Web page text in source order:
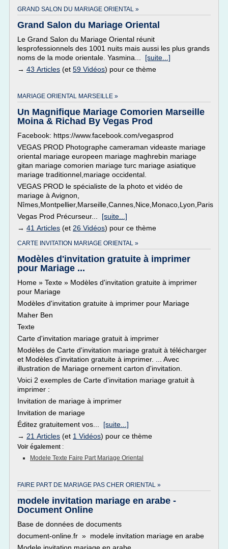
GRAND SALON DU MARIAGE ORIENTAL »
Grand Salon du Mariage Oriental
Le Grand Salon du Mariage Oriental réunit
lesprofessionnels des 1001 nuits mais aussi les plus grands
noms de la mode orientale. Yasmina... [suite...]
→ 43 Articles (et 59 Vidéos) pour ce thème
MARIAGE ORIENTAL MARSEILLE »
Un Magnifique Mariage Comorien Marseille
Moina & Richad By Vegas Prod
Facebook: https://www.facebook.com/vegasprod
VEGAS PROD Photographe cameraman videaste mariage
oriental mariage europeen mariage maghrebin mariage
gitan mariage comorien mariage turc mariage asiatique
mariage traditionnel,mariage occidental.
VEGAS PROD le spécialiste de la photo et vidéo de
mariage à Avignon,
Nîmes,Montpellier,Marseille,Cannes,Nice,Monaco,Lyon,Paris
Vegas Prod Précurseur... [suite...]
→ 41 Articles (et 26 Vidéos) pour ce thème
CARTE INVITATION MARIAGE ORIENTAL »
Modèles d'invitation gratuite à imprimer
pour Mariage ...
Home » Texte » Modèles d'invitation gratuite à imprimer
pour Mariage
Modèles d'invitation gratuite à imprimer pour Mariage
Maher Ben
Texte
Carte d'invitation mariage gratuit à imprimer
Modèles de Carte d'invitation mariage gratuit à télécharger
et Modèles d'invitation gratuite à imprimer. ... Avec
illustration de Mariage ornement carton d'invitation.
Voici 2 exemples de Carte d'invitation mariage gratuit à
imprimer :
Invitation de mariage à imprimer
Invitation de mariage
Éditez gratuitement vos... [suite...]
→ 21 Articles (et 1 Vidéos) pour ce thème
Voir également :
Modele Texte Faire Part Mariage Oriental
FAIRE PART DE MARIAGE PAS CHER ORIENTAL »
modele invitation mariage en arabe -
Document Online
Base de données de documents
document-online.fr » modele invitation mariage en arabe